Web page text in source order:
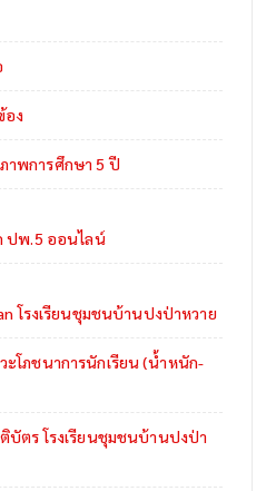
อง
พการศึกษา 5 ปี
ปพ.5 ออนไลน์
โรงเรียนชุมชนบ้านปงป่าหวาย
โภชนาการนักเรียน (น้ำหนัก-
บัตร โรงเรียนชุมชนบ้านปงป่า